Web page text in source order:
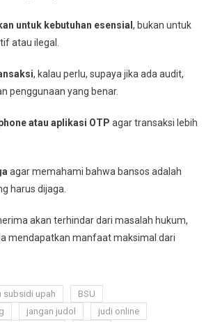
untuk kebutuhan esensial , bukan untuk
atau ilegal.
, kalau perlu, supaya jika ada audit,
penggunaan yang benar.
atau aplikasi OTP agar transaksi lebih
agar memahami bahwa bansos adalah
harus dijaga.
akan terhindar dari masalah hukum,
mendapatkan manfaat maksimal dari
subsidi upah
BSU
jangan judol
judi online